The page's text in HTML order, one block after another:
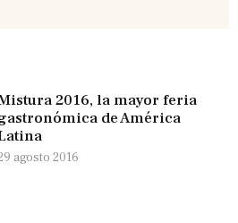
2016, la mayor feria
de América
agosto 2016